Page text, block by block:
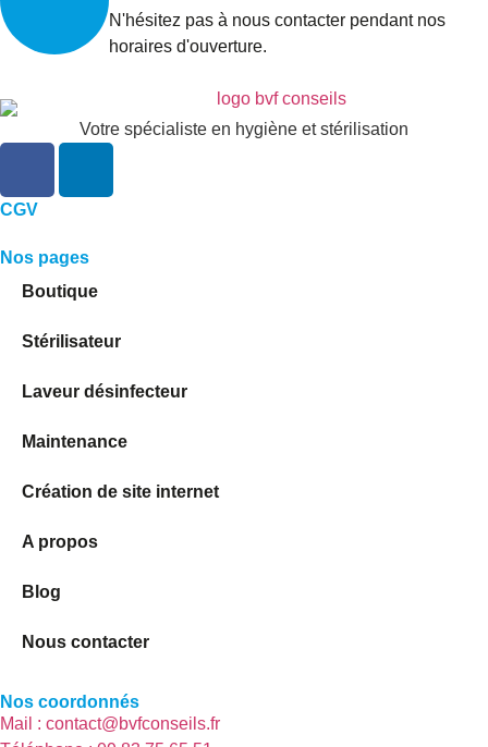
N'hésitez pas à nous contacter pendant nos
horaires d'ouverture.
Votre spécialiste en hygiène et stérilisation
CGV
Nos pages
Boutique
Stérilisateur
Laveur désinfecteur
Maintenance
Création de site internet
A propos
Blog
Nous contacter
Nos coordonnés
Mail : contact@bvfconseils.fr